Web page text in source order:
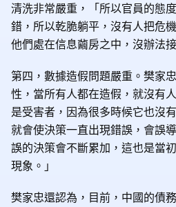
清洗非常嚴重，「所以官員的態
錯，所以乾脆躺平，沒有人把危
他們處在信息繭房之中，沒辦法
第四，數據造假問題嚴重。樊家
性，當所有人都在造假，就沒有
是受害者，因為很多時候它也沒
就會使決策一直出現錯誤，會誤
誤的決策會不斷累加，這也是當
現象。」
樊家忠還認為，目前，中國的債